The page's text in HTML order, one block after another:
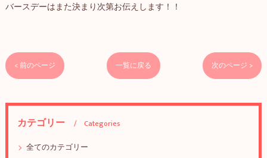
バースデーはまた決まり次第お伝えします！！
< 前のページ 一覧に戻る 次のページ >
カテゴリー
Categories
全てのカテゴリー